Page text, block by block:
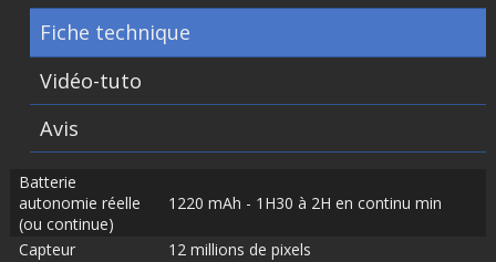
Fiche technique
Vidéo-tuto
Avis
Batterie
autonomie réelle
(ou continue)
1220 mAh - 1H30 à 2H en continu min
Capteur
12 millions de pixels